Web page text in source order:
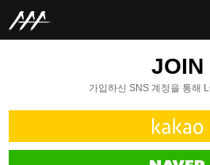
JOIN
가입하신 SNS 계정을 통해